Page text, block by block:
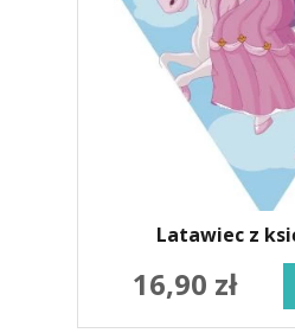
Latawiec z
16,90 zł